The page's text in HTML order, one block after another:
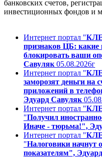
банковских счетов,
инвестиционных фондов и
Интернет портал "
признаков ЦБ: какие
блокировать ваши
Савуляк 05.08.2026г
Интернет портал "
заморозят деньги на
приложений в
Эдуард Савуляк
Интернет портал "
"Получил
Иначе - тюрьма!",
Интернет портал "
"Налоговики начнут
показателям",